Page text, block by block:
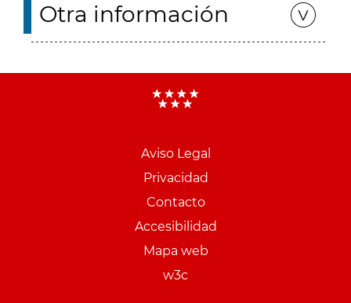
Otra información
Aviso Legal
Privacidad
Contacto
Accesibilidad
Mapa web
w3c